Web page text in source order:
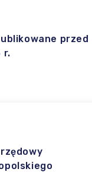
przed
r.